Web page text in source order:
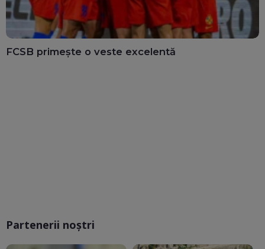
FCSB primește o veste excelentă
Partenerii noștri